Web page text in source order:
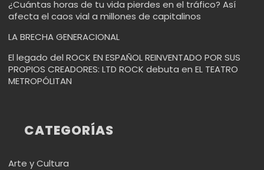
¿Cuántas horas de tu vida pierdes en el tráfico? Así
afecta el caos vial a millones de capitalinos
LA BRECHA GENERACIONAL
El legado del ROCK EN ESPAÑOL REINVENTADO POR SUS
PROPIOS CREADORES: LTD ROCK debuta en EL TEATRO
METROPÓLITAN
CATEGORÍAS
Arte y Cultura